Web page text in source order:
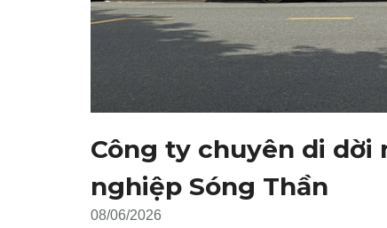
Công ty chuyên di dời
nghiệp Sóng Thần
08/06/2026